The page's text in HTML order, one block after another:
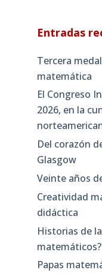
Entradas
Tercera
matemática
El Congreso
2026, en la
Del corazón
Glasgow
Veinte años
Creatividad
didáctica
Historias de
matemáticos?
Papas